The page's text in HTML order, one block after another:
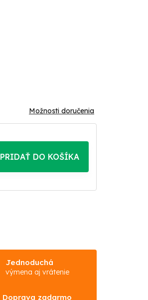
Možnosti doručenia
PRIDAŤ DO KOŠÍKA
Jednoduchá
výmena aj vrátenie
Doprava zadarmo